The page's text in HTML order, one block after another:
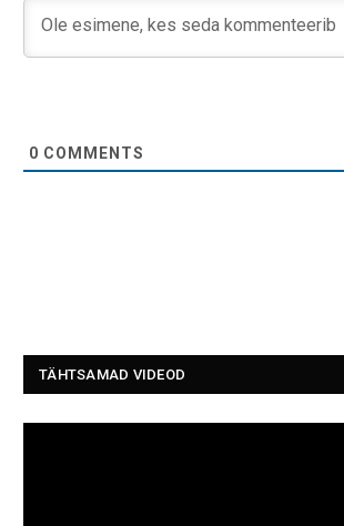
0 COMMENTS
TÄHTSAMAD VIDEOD